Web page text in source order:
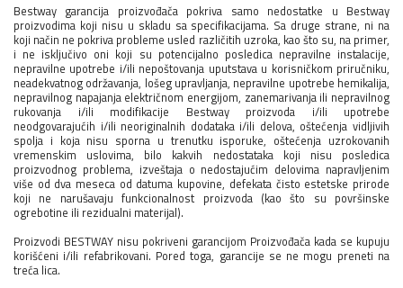
Bestway garancija proizvođača pokriva samo nedostatke u Bestway
proizvodima koji nisu u skladu sa specifikacijama. Sa druge strane, ni na
koji način ne pokriva probleme usled različitih uzroka, kao što su, na primer,
i ne isključivo oni koji su potencijalno posledica nepravilne instalacije,
nepravilne upotrebe i/ili nepoštovanja uputstava u korisničkom priručniku,
neadekvatnog održavanja, lošeg upravljanja, nepravilne upotrebe hemikalija,
nepravilnog napajanja električnom energijom, zanemarivanja ili nepravilnog
rukovanja i/ili modifikacije Bestway proizvoda i/ili upotrebe
neodgovarajućih i/ili neoriginalnih dodataka i/ili delova, oštećenja vidljivih
spolja i koja nisu sporna u trenutku isporuke, oštećenja uzrokovanih
vremenskim uslovima, bilo kakvih nedostataka koji nisu posledica
proizvodnog problema, izveštaja o nedostajućim delovima napravljenim
više od dva meseca od datuma kupovine, defekata čisto estetske prirode
koji ne narušavaju funkcionalnost proizvoda (kao što su površinske
ogrebotine ili rezidualni materijal).
Proizvodi BESTWAY nisu pokriveni garancijom Proizvođača kada se kupuju
korišćeni i/ili refabrikovani. Pored toga, garancije se ne mogu preneti na
treća lica.